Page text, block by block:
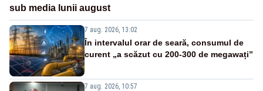
sub media lunii august
7 aug. 2026, 13:02
În intervalul orar de seară, consumul de
curent „a scăzut cu 200-300 de megawați”
7 aug. 2026, 10:57